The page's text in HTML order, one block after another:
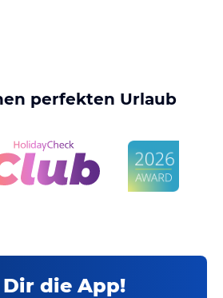
perfekten Urlaub
Dir die App!